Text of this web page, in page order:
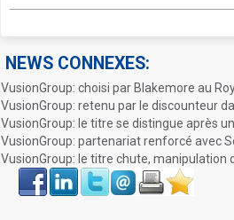
NEWS CONNEXES:
VusionGroup: choisi par Blakemore au
VusionGroup: retenu par le discounteur
VusionGroup: le titre se distingue après
VusionGroup: partenariat renforcé avec
VusionGroup: le titre chute, manipulation
Face
book
LinkIn Twitter Envoyer ImprimerFavoris